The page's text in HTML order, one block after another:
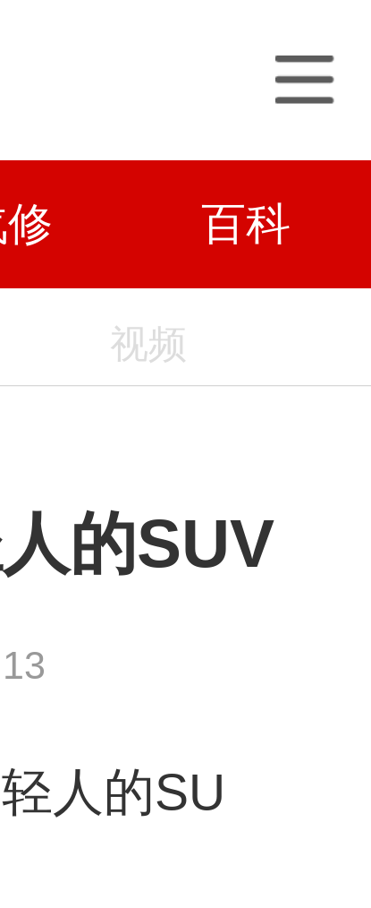
百科
视频
的SUV
人的SU